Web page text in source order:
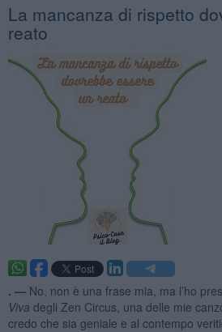
​La mancanza di rispetto
reato
. — No, non è una frase mia, ma l’ho
Viva degli Zen Circus, una delle mie
credo che sia geniale e al contempo